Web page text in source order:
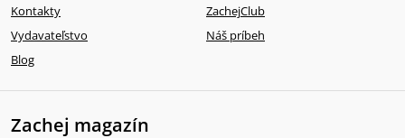
Kontakty
ZachejClub
Vydavateľstvo
Náš príbeh
Blog
Zachej magazín